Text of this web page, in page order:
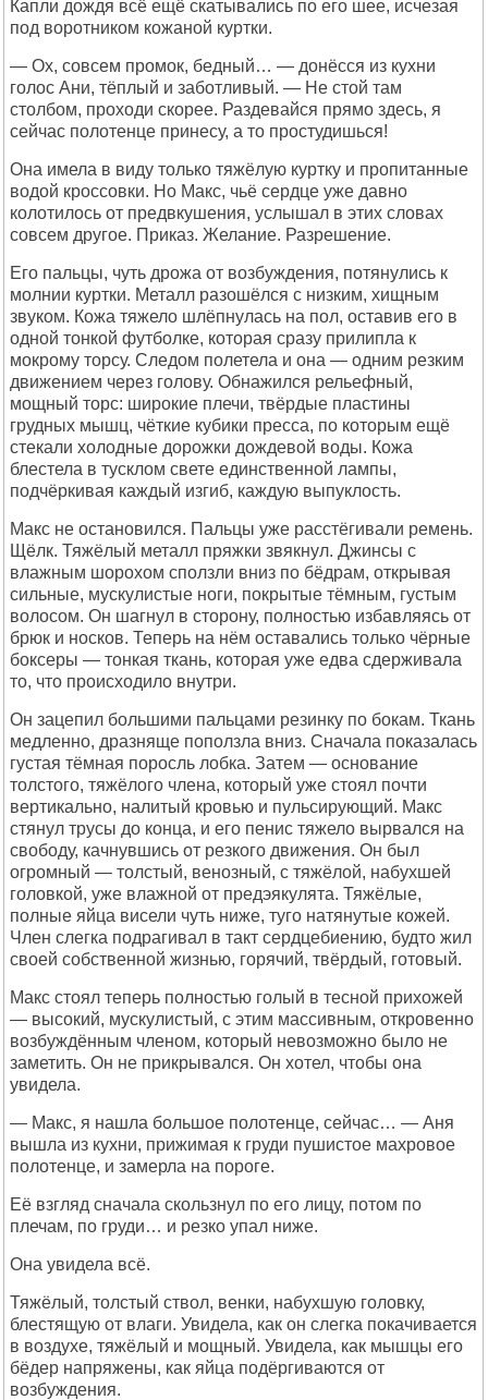
Капли дождя всё ещё скатывались по его шее, исчезая
под воротником кожаной куртки.
— Ох, совсем промок, бедный… — донёсся из кухни
голос Ани, тёплый и заботливый. — Не стой там
столбом, проходи скорее. Раздевайся прямо здесь, я
сейчас полотенце принесу, а то простудишься!
Она имела в виду только тяжёлую куртку и пропитанные
водой кроссовки. Но Макс, чьё сердце уже давно
колотилось от предвкушения, услышал в этих словах
совсем другое. Приказ. Желание. Разрешение.
Его пальцы, чуть дрожа от возбуждения, потянулись к
молнии куртки. Металл разошёлся с низким, хищным
звуком. Кожа тяжело шлёпнулась на пол, оставив его в
одной тонкой футболке, которая сразу прилипла к
мокрому торсу. Следом полетела и она — одним резким
движением через голову. Обнажился рельефный,
мощный торс: широкие плечи, твёрдые пластины
грудных мышц, чёткие кубики пресса, по которым ещё
стекали холодные дорожки дождевой воды. Кожа
блестела в тусклом свете единственной лампы,
подчёркивая каждый изгиб, каждую выпуклость.
Макс не остановился. Пальцы уже расстёгивали ремень.
Щёлк. Тяжёлый металл пряжки звякнул. Джинсы с
влажным шорохом сползли вниз по бёдрам, открывая
сильные, мускулистые ноги, покрытые тёмным, густым
волосом. Он шагнул в сторону, полностью избавляясь от
брюк и носков. Теперь на нём оставались только чёрные
боксеры — тонкая ткань, которая уже едва сдерживала
то, что происходило внутри.
Он зацепил большими пальцами резинку по бокам. Ткань
медленно, дразняще поползла вниз. Сначала показалась
густая тёмная поросль лобка. Затем — основание
толстого, тяжёлого члена, который уже стоял почти
вертикально, налитый кровью и пульсирующий. Макс
стянул трусы до конца, и его пенис тяжело вырвался на
свободу, качнувшись от резкого движения. Он был
огромный — толстый, венозный, с тяжёлой, набухшей
головкой, уже влажной от предэякулята. Тяжёлые,
полные яйца висели чуть ниже, туго натянутые кожей.
Член слегка подрагивал в такт сердцебиению, будто жил
своей собственной жизнью, горячий, твёрдый, готовый.
Макс стоял теперь полностью голый в тесной прихожей
— высокий, мускулистый, с этим массивным, откровенно
возбуждённым членом, который невозможно было не
заметить. Он не прикрывался. Он хотел, чтобы она
увидела.
— Макс, я нашла большое полотенце, сейчас… — Аня
вышла из кухни, прижимая к груди пушистое махровое
полотенце, и замерла на пороге.
Её взгляд сначала скользнул по его лицу, потом по
плечам, по груди… и резко упал ниже.
Она увидела всё.
Тяжёлый, толстый ствол, венки, набухшую головку,
блестящую от влаги. Увидела, как он слегка покачивается
в воздухе, тяжёлый и мощный. Увидела, как мышцы его
бёдер напряжены, как яйца подёргиваются от
возбуждения.